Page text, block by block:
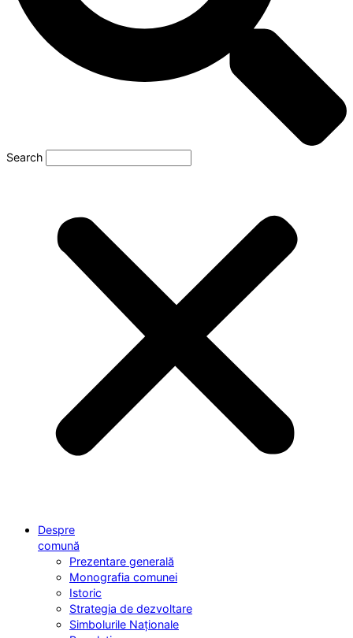
Search
Despre
comună
Prezentare generală
Monografia comunei
Istoric
Strategia de dezvoltare
Simbolurile Naționale